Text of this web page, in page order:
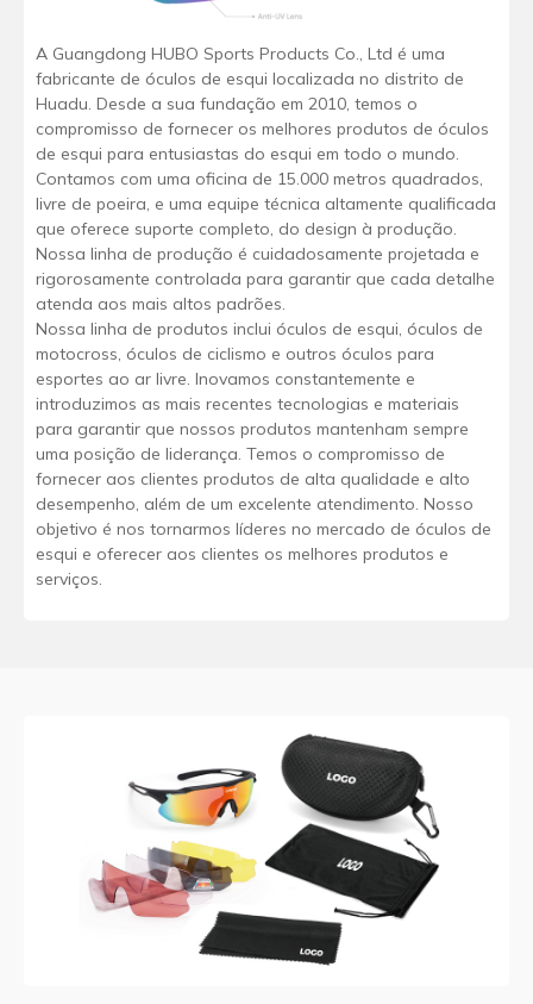
A Guangdong HUBO Sports Products Co., Ltd é uma
fabricante de óculos de esqui localizada no distrito de
Huadu. Desde a sua fundação em 2010, temos o
compromisso de fornecer os melhores produtos de óculos
de esqui para entusiastas do esqui em todo o mundo.
Contamos com uma oficina de 15.000 metros quadrados,
livre de poeira, e uma equipe técnica altamente qualificada
que oferece suporte completo, do design à produção.
Nossa linha de produção é cuidadosamente projetada e
rigorosamente controlada para garantir que cada detalhe
atenda aos mais altos padrões.
Nossa linha de produtos inclui óculos de esqui, óculos de
motocross, óculos de ciclismo e outros óculos para
esportes ao ar livre. Inovamos constantemente e
introduzimos as mais recentes tecnologias e materiais
para garantir que nossos produtos mantenham sempre
uma posição de liderança. Temos o compromisso de
fornecer aos clientes produtos de alta qualidade e alto
desempenho, além de um excelente atendimento. Nosso
objetivo é nos tornarmos líderes no mercado de óculos de
esqui e oferecer aos clientes os melhores produtos e
serviços.